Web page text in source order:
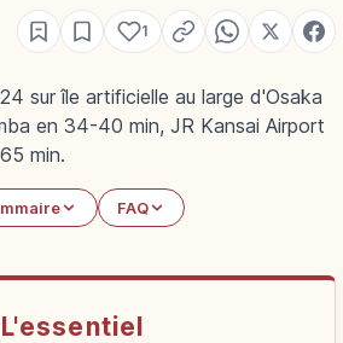
1
sur île artificielle au large d'Osaka
en 34-40 min, JR Kansai Airport
min.
FAQ
L'essentiel